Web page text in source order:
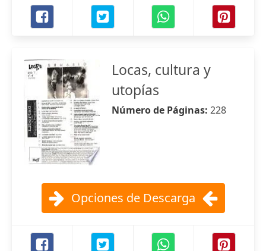
Locas, cultura y
utopías
Número de Páginas: 228
Opciones de Descarga